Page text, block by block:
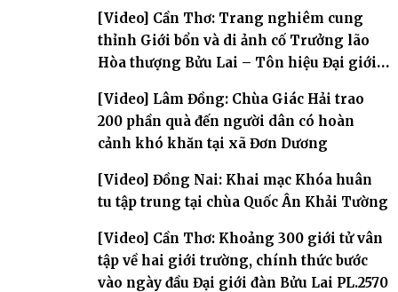
[Video] Cần Thơ: Trang nghiêm cung
thỉnh Giới bổn và di ảnh cố Trưởng lão
Hòa thượng Bửu Lai – Tôn hiệu Đại giới
[Video] Lâm Đồng: Chùa Giác Hải trao
200 phần quà đến người dân có hoàn
cảnh khó khăn tại xã Đơn Dương
[Video] Đồng Nai: Khai mạc Khóa huân
tu tập trung tại chùa Quốc Ân Khải Tường
[Video] Cần Thơ: Khoảng 300 giới tử vân
tập về hai giới trường, chính thức bước
vào ngày đầu Đại giới đàn Bửu Lai PL.2570